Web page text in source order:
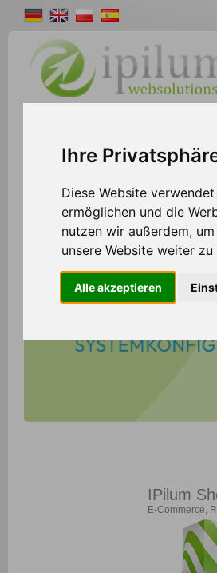
Ihre
Diese Website
ermöglichen und die
nutzen wir außerdem,
unsere Website weiter
Alle akzeptieren
IPilum
E-Commerce,